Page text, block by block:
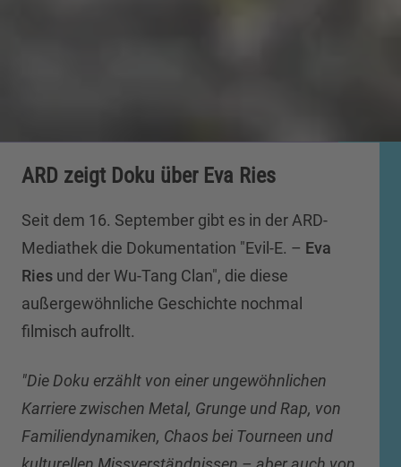
ARD zeigt Doku über Eva Ries
Seit dem 16. September gibt es in der ARD-
Mediathek die Dokumentation "Evil-E. – Eva
Ries und der Wu-Tang Clan", die diese
außergewöhnliche Geschichte nochmal
filmisch aufrollt.
"Die Doku erzählt von einer ungewöhnlichen
Karriere zwischen Metal, Grunge und Rap, von
Familiendynamiken, Chaos bei Tourneen und